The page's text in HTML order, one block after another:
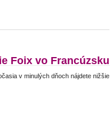
Foix vo Francúzsku
v minulých dňoch nájdete nižšie